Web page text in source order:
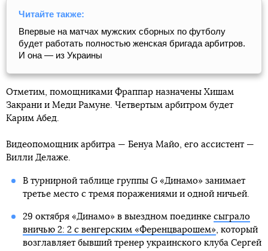
Читайте также:
Впервые на матчах мужских сборных по футболу
будет работать полностью женская бригада арбитров.
И она — из Украины
Отметим, помощниками Фраппар назначены Хишам
Закрани и Меди Рамуне. Четвертым арбитром будет
Карим Абед.
Видеопомощник арбитра — Бенуа Майо, его ассистент —
Вилли Делаже.
В турнирной таблице группы G «Динамо» занимает
третье место с тремя поражениями и одной ничьей.
29 октября «Динамо» в выездном поединке сыграло
вничью 2: 2 с венгерским «Ференцварошем», который
возглавляет бывший тренер украинского клуба Сергей